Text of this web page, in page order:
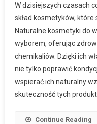
W dzisiejszych czasach
skład kosmetyków, które
Naturalne kosmetyki do
wyborem, oferując
chemikaliów. Dzięki ich
nie tylko poprawić
wspierać ich naturalny
skuteczność tych
Continue Reading